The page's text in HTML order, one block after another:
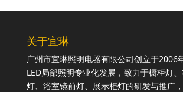
关于宜琳
广州市宜琳照明电器有限公司创立于2006
LED局部照明专业化发展，致力于橱柜灯
灯、浴室镜前灯、展示柜灯的研发与推广